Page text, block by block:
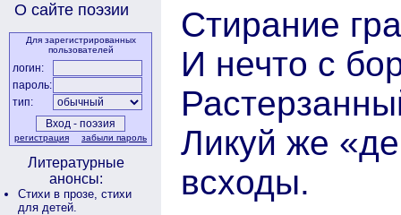
О сайте поэзии
Для зарегистрированных
пользователей
логин:
пароль:
тип:
регистрация забыли пароль
Литературные
анонсы:
Стихи в прозе, стихи
для детей.
Стирание
И нечто с
Ликуй же
всходы.